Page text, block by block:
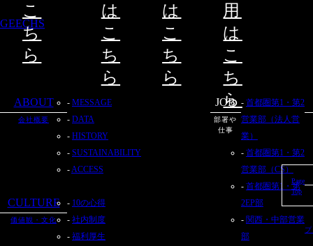
こ
ち
ら
は
こ
ち
ら
は
こ
ち
ら
用
は
こ
ち
ら
GEECHS
ABOUT
会社概要
MESSAGE
DATA
HISTORY
SUSTAINABILITY
ACCESS
CULTURE
価値観・文化
10の心得
社内制度
福利厚生
JOB
部署や
仕事
首都圏第1・第2
営業部（法人営
業）
首都圏第1・第2
営業部（CS）
首都圏第1・第
2EP部
関西・中部営業
部
Page
Top